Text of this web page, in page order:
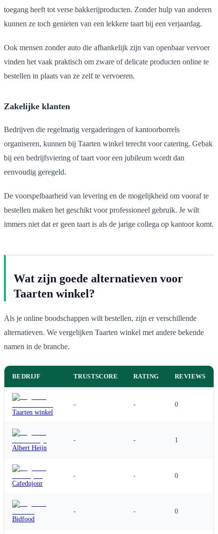
toegang heeft tot verse bakkerijproducten. Zonder hulp van anderen
kunnen ze toch genieten van een lekkere taart bij een verjaardag.
Ook mensen zonder auto die afhankelijk zijn van openbaar vervoer
vinden het vaak praktisch om zware of delicate producten online te
bestellen in plaats van ze zelf te vervoeren.
Zakelijke klanten
Bedrijven die regelmatig vergaderingen of kantoorborrels
organiseren, kunnen bij Taarten winkel terecht voor catering. Gebak
bij een bedrijfsviering of taart voor een jubileum wordt dan
eenvoudig geregeld.
De voorspelbaarheid van levering en de mogelijkheid om vooraf te
bestellen maken het geschikt voor professioneel gebruik. Je wilt
immers niet dat er geen taart is als de jarige collega op kantoor komt.
Wat zijn goede alternatieven voor
Taarten winkel?
Als je online boodschappen wilt bestellen, zijn er verschillende
alternatieven. We vergelijken Taarten winkel met andere bekende
namen in de branche.
BEDRIJF TRUSTSCORE RATING REVIEWS
Taarten winkel
- - 0
Albert Heijn
- - 1
Cafedujour
- - 0
Bidfood
- - 0